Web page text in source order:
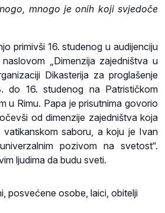
mnogo je onih koji svjedoče
primivši 16. studenog u audijenciju
„Dimenzija zajedništva u
Dikasterija za proglašenje
do 16. studenog na Patrističkom
u Rimu. Papa je prisutnima govorio
od dimenzije zajedništva koja
saboru, a koju je Ivan
pozivom na svetost“.
ljudima da budu sveti.
posvećene osobe, laici, obitelji